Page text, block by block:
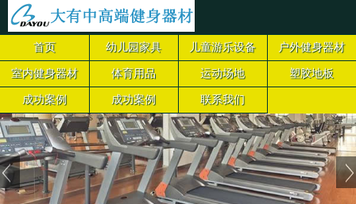
首页 幼儿园家具 儿童游乐设备 户外健身器材
室内健身器材 体育用品 运动场地 塑胶地板
成功案例 成功案例 联系我们